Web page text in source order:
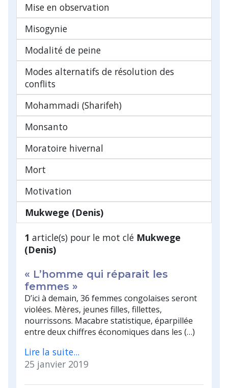
Mise en observation
Misogynie
Modalité de peine
Modes alternatifs de résolution des
conflits
Mohammadi (Sharifeh)
Monsanto
Moratoire hivernal
Mort
Motivation
Mukwege (Denis)
1 article(s) pour le mot clé Mukwege
(Denis)
« L’homme qui réparait les
femmes »
D’ici à demain, 36 femmes congolaises seront
violées. Mères, jeunes filles, fillettes,
nourrissons. Macabre statistique, éparpillée
entre deux chiffres économiques dans les (…)
Lire la suite...
25 janvier 2019